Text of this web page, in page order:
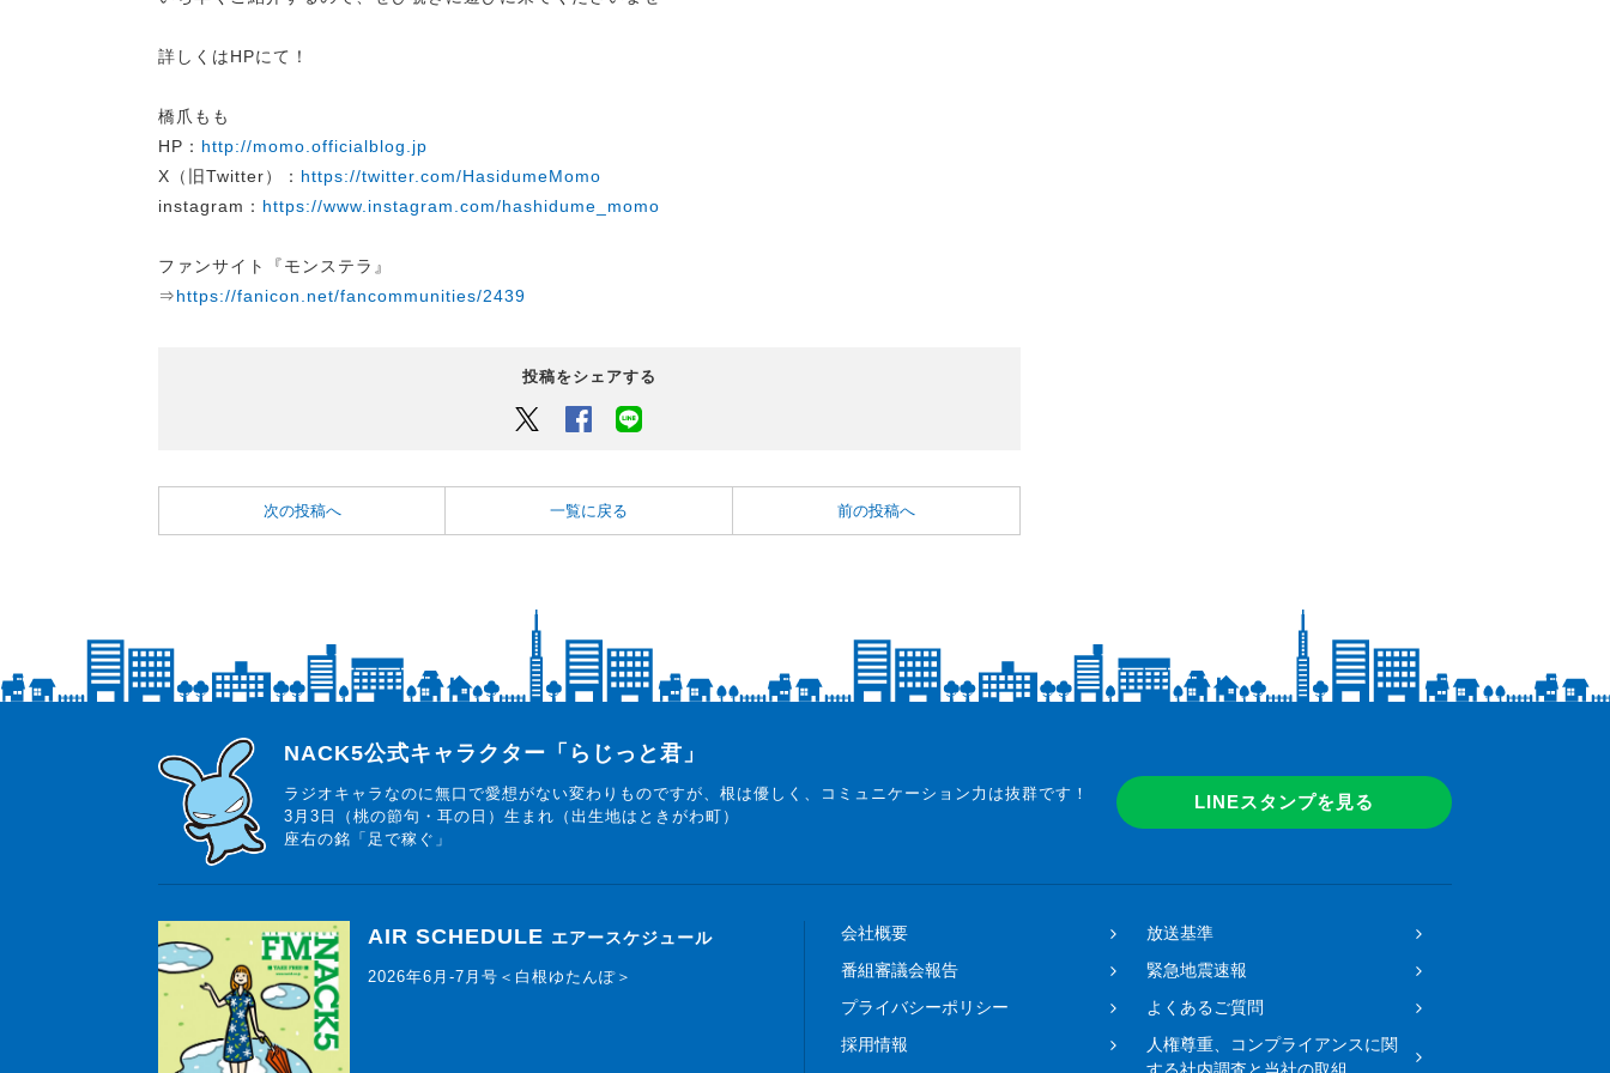
詳しくはHPにて！
橋爪もも
HP： http://momo.officialblog.jp
X（旧Twitter）： https://twitter.com/HasidumeMomo
instagram： https://www.instagram.com/hashidume_momo
ファンサイト『モンステラ』
⇒https://fanicon.net/fancommunities/2439
投稿をシェアする
Twitter Facebook
次の投稿へ 一覧に戻る 前の投稿へ
らじっと君
NACK5公式キャラクター「らじっと君」
ラジオキャラなのに無口で愛想がない変わりものですが、根は優しく、コミュニケーション力は抜群です！
3月3日（桃の節句・耳の日）生まれ（出生地はときがわ町）
座右の銘「足で稼ぐ」
LINEスタンプを見る
AIR SCHEDULE エアースケジュール
2026年6月-7月号＜白根ゆたんぽ＞
会社概要
放送基準
番組審議会報告
緊急地震速報
プライバシーポリシー
よくあるご質問
採用情報
人権尊重、コンプライアンスに関